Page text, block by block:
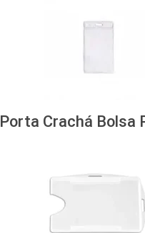
Porta Crachá Bolsa